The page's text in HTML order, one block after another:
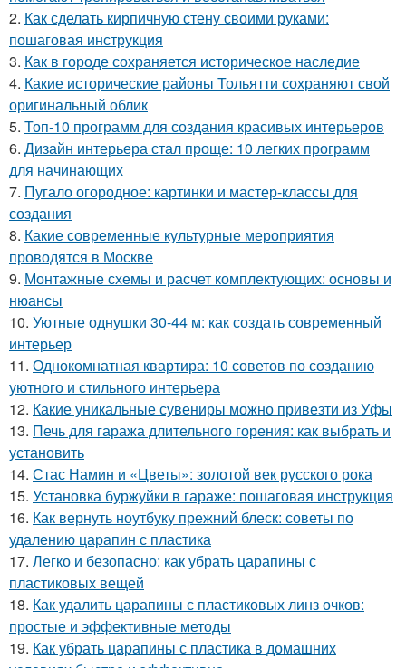
2. Как сделать кирпичную стену своими руками:
пошаговая инструкция
3. Как в городе сохраняется историческое наследие
4. Какие исторические районы Тольятти сохраняют свой
оригинальный облик
5. Топ-10 программ для создания красивых интерьеров
6. Дизайн интерьера стал проще: 10 легких программ
для начинающих
7. Пугало огородное: картинки и мастер-классы для
создания
8. Какие современные культурные мероприятия
проводятся в Москве
9. Монтажные схемы и расчет комплектующих: основы и
нюансы
10. Уютные однушки 30-44 м: как создать современный
интерьер
11. Однокомнатная квартира: 10 советов по созданию
уютного и стильного интерьера
12. Какие уникальные сувениры можно привезти из Уфы
13. Печь для гаража длительного горения: как выбрать и
установить
14. Стас Намин и «Цветы»: золотой век русского рока
15. Установка буржуйки в гараже: пошаговая инструкция
16. Как вернуть ноутбуку прежний блеск: советы по
удалению царапин с пластика
17. Легко и безопасно: как убрать царапины с
пластиковых вещей
18. Как удалить царапины с пластиковых линз очков:
простые и эффективные методы
19. Как убрать царапины с пластика в домашних